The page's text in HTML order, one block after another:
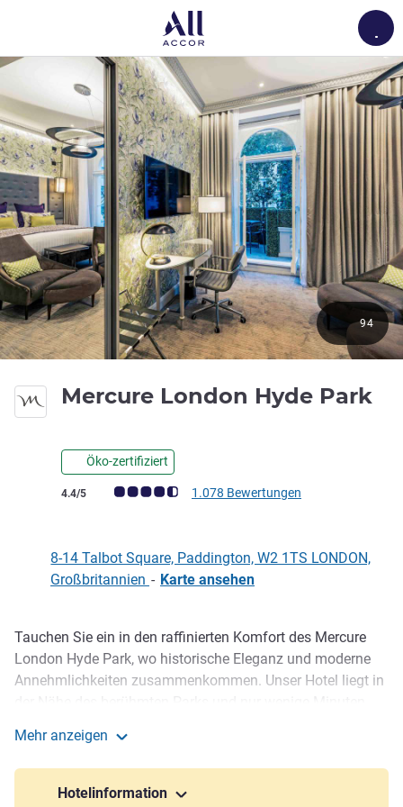
Mercure London Hyde Park
Öko-zertifiziert
Note Kundenmeinungen (Bewertung ALL)
4.4/5 1.078 Bewertungen
94
8-14 Talbot Square, Paddington, W2 1TS LONDON,
Großbritannien - Karte ansehen
Beschreibung
Tauchen Sie ein in den raffinierten Komfort des Mercure
London Hyde Park, wo historische Eleganz und moderne
Annehmlichkeiten zusammenkommen. Unser Hotel liegt in
intelligente Technik, individuelle Innenausstattung und
durchdachte Annehmlichkeiten. Genießen Sie die flexiblen
Buchungen und die Ruhe Ihres Rückzugs in London.
Mehr anzeigen
Hotelinformation